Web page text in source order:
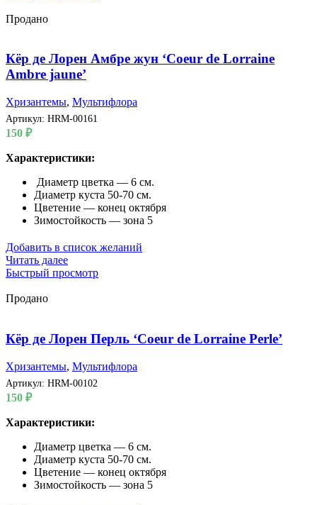
Продано
Кёр де Лорен Амбре жун ‘Coeur de Lorraine
Ambre jaune’
Хризантемы, Мультифлора
Артикул: HRM-00161
150 ₽
Характеристики:
Диаметр цветка — 6 см.
Диаметр куста 50-70 см.
Цветение — конец октября
Зимостойкость — зона 5
Добавить в список желаний
Читать далее
Быстрый просмотр
Продано
Кёр де Лорен Перль ‘Coeur de Lorraine Perle’
Хризантемы, Мультифлора
Артикул: HRM-00102
150 ₽
Характеристики:
Диаметр цветка — 6 см.
Диаметр куста 50-70 см.
Цветение — конец октября
Зимостойкость — зона 5